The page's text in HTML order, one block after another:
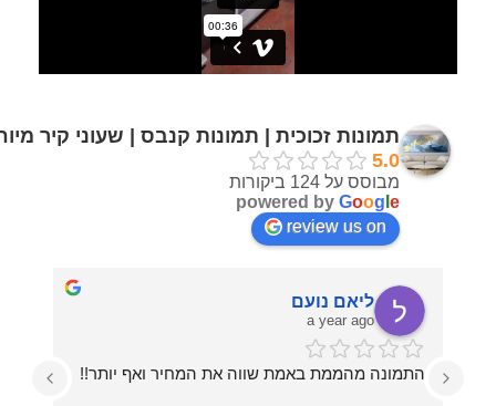
תמונות זכוכית | תמונות קנבס | שעוני קיר
5.0
מבוסס על 124 ביקורות
powered by Goog e
review us on
ליאם נועם
a year ago
התמונה מהממת באמת שווה את המחיר ואף יותר!!